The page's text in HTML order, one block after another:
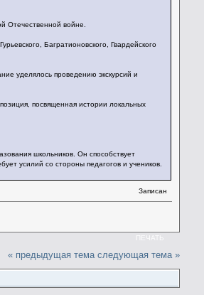
Отечественной войне.
Багратионовского, Гвардейского
уделялось проведению экскурсий и
посвященная истории локальных
школьников. Он способствует
усилий со стороны педагогов и учеников.
Записан
ПЕЧАТЬ
« предыдущая тема следующая тема »